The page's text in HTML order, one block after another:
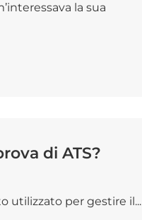
la sua
di ATS?
utilizzato per gestire il...